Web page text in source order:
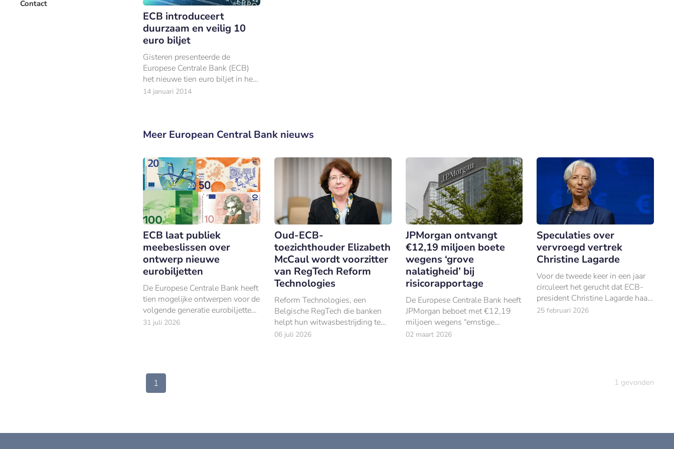
Contact
ECB introduceert
duurzaam en veilig 10
euro biljet
Gisteren presenteerde de
Europese Centrale Bank (ECB)
het nieuwe tien euro biljet in het
Duitse Frankfurt.
14 januari 2014
Meer European Central Bank nieuws
ECB laat publiek
meebeslissen over
ontwerp nieuwe
eurobiljetten
De Europese Centrale Bank heeft
tien mogelijke ontwerpen voor de
volgende generatie eurobiljetten
gepresenteerd, verdeeld over de
31 juli 2026
Oud-ECB-
toezichthouder Elizabeth
McCaul wordt voorzitter
van RegTech Reform
Technologies
Reform Technologies, een
Belgische RegTech die banken
helpt hun witwasbestrijding te
verbeteren, heeft Elizabeth
06 juli 2026
JPMorgan ontvangt
€12,19 miljoen boete
wegens ‘grove
nalatigheid’ bij
risicorapportage
De Europese Centrale Bank heeft
JPMorgan beboet met €12,19
miljoen wegens “ernstige
nalatigheid” bij de berekening
02 maart 2026
Speculaties over
vervroegd vertrek
Christine Lagarde
Voor de tweede keer in een jaar
circuleert het gerucht dat ECB-
president Christine Lagarde haar
termijn niet volledig uitzit.
25 februari 2026
1 1 gevonden